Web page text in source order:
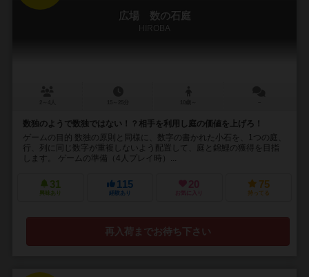
広場 数の石庭
HIROBA
数独のようで数独ではない！？相手を利用し庭の価値を上げろ！
ゲームの目的 数独の原則と同様に、数字の書かれた小石を、1つの庭、
行、列に同じ数字が重複しないよう配置して、庭と錦鯉の獲得を目指
します。 ゲームの準備（4人プレイ時）...
31
興味あり
115
経験あり
20
お気に入り
75
持ってる
再入荷までお待ち下さい